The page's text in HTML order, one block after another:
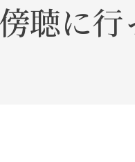
聴に